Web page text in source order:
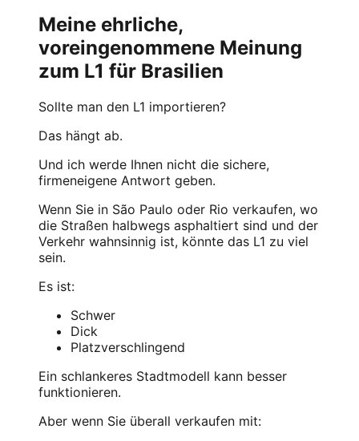
Meine ehrliche,
voreingenommene Meinung
zum L1 für Brasilien
Sollte man den L1 importieren?
Das hängt ab.
Und ich werde Ihnen nicht die sichere,
firmeneigene Antwort geben.
Wenn Sie in São Paulo oder Rio verkaufen, wo
die Straßen halbwegs asphaltiert sind und der
Verkehr wahnsinnig ist, könnte das L1 zu viel
sein.
Es ist:
Schwer
Dick
Platzverschlingend
Ein schlankeres Stadtmodell kann besser
funktionieren.
Aber wenn Sie überall verkaufen mit: